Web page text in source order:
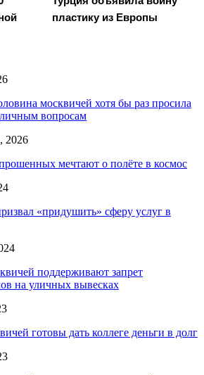
пластику из Европы
москвичей хотя бы раз просила
вопросам
2026
мечтают о полёте в космос
«придушить» сферу услуг в
поддерживают запрет
на уличных вывесках
готовы дать коллеге деньги в долг